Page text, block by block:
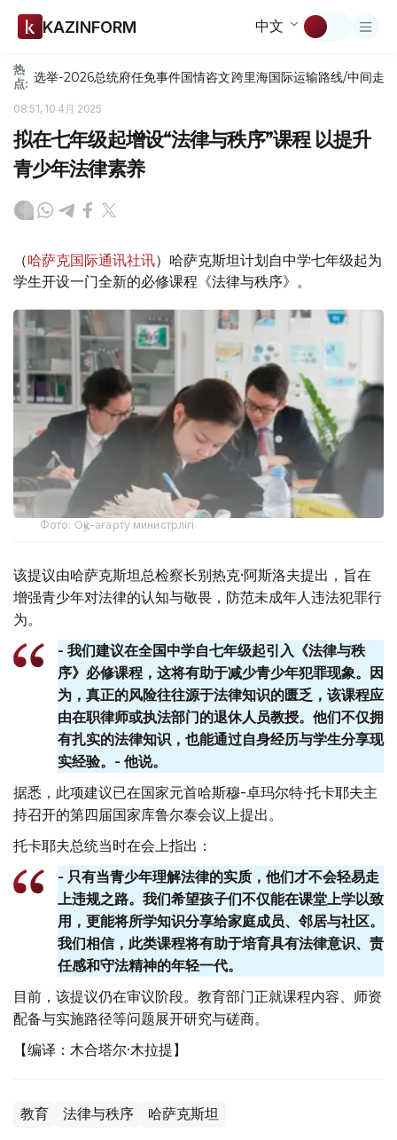
KAZINFORM 中文
热
点: 选举-2026总统府任免事件国情咨文跨里海国际运输路线/中间走廊
08:51, 10 4月 2025
拟在七年级起增设“法律与秩序”课程 以提升
青少年法律素养
（哈萨克国际通讯社讯）哈萨克斯坦计划自中学七年级起为
学生开设一门全新的必修课程《法律与秩序》。
Фото: Оқу-ағарту министрлігі
该提议由哈萨克斯坦总检察长别热克·阿斯洛夫提出，旨在
增强青少年对法律的认知与敬畏，防范未成年人违法犯罪行
为。
- 我们建议在全国中学自七年级起引入《法律与秩
序》必修课程，这将有助于减少青少年犯罪现象。因
为，真正的风险往往源于法律知识的匮乏，该课程应
由在职律师或执法部门的退休人员教授。他们不仅拥
有扎实的法律知识，也能通过自身经历与学生分享现
实经验。- 他说。
据悉，此项建议已在国家元首哈斯穆-卓玛尔特·托卡耶夫主
持召开的第四届国家库鲁尔泰会议上提出。
托卡耶夫总统当时在会上指出：
- 只有当青少年理解法律的实质，他们才不会轻易走
上违规之路。我们希望孩子们不仅能在课堂上学以致
用，更能将所学知识分享给家庭成员、邻居与社区。
我们相信，此类课程将有助于培育具有法律意识、责
任感和守法精神的年轻一代。
目前，该提议仍在审议阶段。教育部门正就课程内容、师资
配备与实施路径等问题展开研究与磋商。
【编译：木合塔尔·木拉提】
教育 法律与秩序 哈萨克斯坦